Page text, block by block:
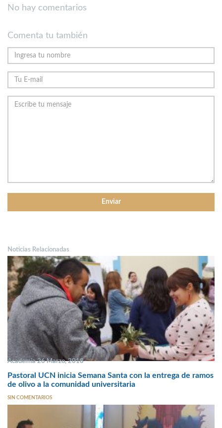
No hay comentarios
Comenta tu también
Noticias Relacionadas
Academia 26 Marzo, 2018
Pastoral UCN inicia Semana Santa con la entrega de ramos
de olivo a la comunidad universitaria
SIN COMENTARIOS